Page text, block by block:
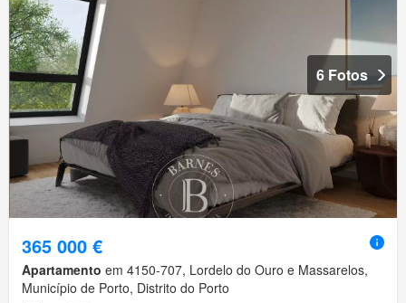
6 Fotos
365 000 €
Apartamento em 4150-707, Lordelo do Ouro e Massarelos,
Município de Porto, Distrito do Porto